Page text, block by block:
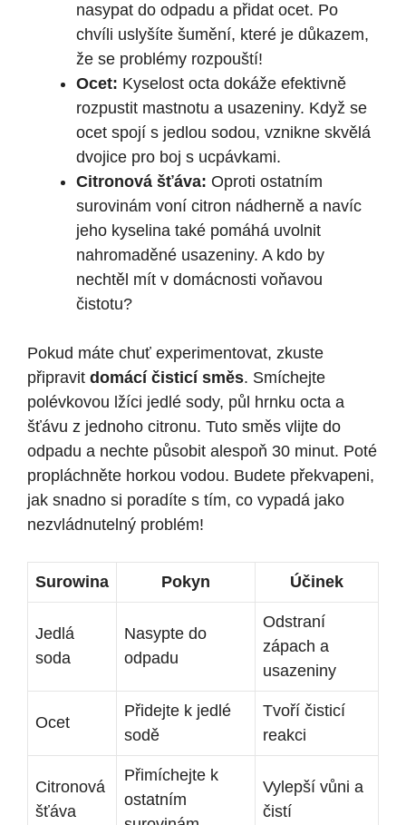
nasypat do odpadu a přidat ocet. Po
chvíli uslyšíte šumění, které je důkazem,
že se problémy rozpouští!
Ocet: Kyselost octa dokáže efektivně
rozpustit mastnotu a usazeniny. Když se
ocet spojí s jedlou sodou, vznikne skvělá
dvojice pro boj s ucpávkami.
Citronová šťáva: Oproti ostatním
surovinám voní citron nádherně a navíc
jeho kyselina také pomáhá uvolnit
nahromaděné usazeniny. A kdo by
nechtěl mít v domácnosti voňavou
čistotu?
Pokud máte chuť experimentovat, zkuste
připravit domácí čisticí směs. Smíchejte
polévkovou lžíci jedlé sody, půl hrnku octa a
šťávu z jednoho citronu. Tuto směs vlijte do
odpadu a nechte působit alespoň 30 minut. Poté
propláchněte horkou vodou. Budete překvapeni,
jak snadno si poradíte s tím, co vypadá jako
nezvládnutelný problém!
Surowina Pokyn Účinek
Jedlá
soda
Nasypte do
odpadu
Odstraní
zápach a
usazeniny
Ocet
Přidejte k jedlé
sodě
Tvoří čisticí
reakci
Citronová
šťáva
Přimíchejte k
ostatním
Vylepší vůni a
čistí